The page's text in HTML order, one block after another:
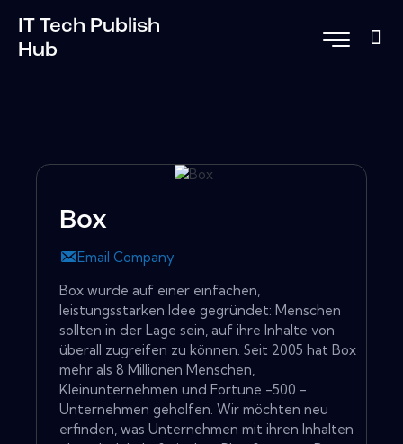
IT Tech Publish
Hub
Box
Email Company
Box wurde auf einer einfachen,
leistungsstarken Idee gegründet: Menschen
sollten in der Lage sein, auf ihre Inhalte von
überall zugreifen zu können. Seit 2005 hat Box
mehr als 8 Millionen Menschen,
Kleinunternehmen und Fortune -500 -
Unternehmen geholfen. Wir möchten neu
erfinden, was Unternehmen mit ihren Inhalten